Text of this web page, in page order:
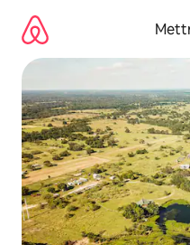
directement
contenu